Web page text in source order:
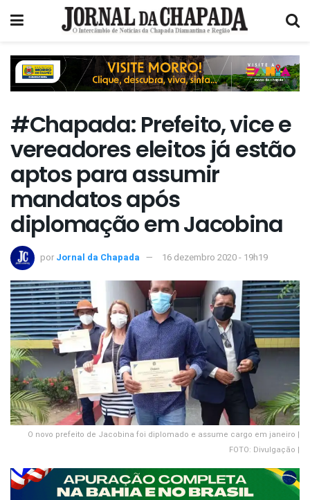
#Chapada: Prefeito, vice e
vereadores eleitos já estão
aptos para assumir
mandatos após
diplomação em Jacobina
por Jornal da Chapada 16 dezembro 2020 - 19h19
O novo prefeito de Jacobina foi diplomado e assume cargo em janeiro |
FOTO: Divulgação |